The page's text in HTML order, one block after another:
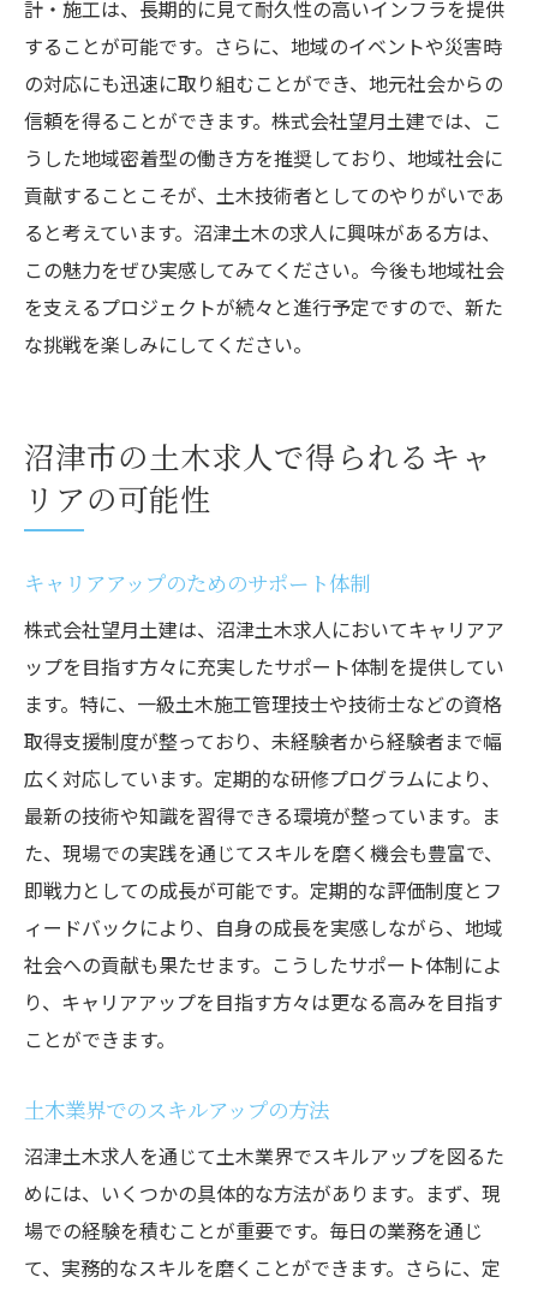
計・施工は、長期的に見て耐久性の高いインフラを提供
することが可能です。さらに、地域のイベントや災害時
の対応にも迅速に取り組むことができ、地元社会からの
信頼を得ることができます。株式会社望月土建では、こ
うした地域密着型の働き方を推奨しており、地域社会に
貢献することこそが、土木技術者としてのやりがいであ
ると考えています。沼津土木の求人に興味がある方は、
この魅力をぜひ実感してみてください。今後も地域社会
を支えるプロジェクトが続々と進行予定ですので、新た
な挑戦を楽しみにしてください。
沼津市の土木求人で得られるキャ
リアの可能性
キャリアアップのためのサポート体制
株式会社望月土建は、沼津土木求人においてキャリアア
ップを目指す方々に充実したサポート体制を提供してい
ます。特に、一級土木施工管理技士や技術士などの資格
取得支援制度が整っており、未経験者から経験者まで幅
広く対応しています。定期的な研修プログラムにより、
最新の技術や知識を習得できる環境が整っています。ま
た、現場での実践を通じてスキルを磨く機会も豊富で、
即戦力としての成長が可能です。定期的な評価制度とフ
ィードバックにより、自身の成長を実感しながら、地域
社会への貢献も果たせます。こうしたサポート体制によ
り、キャリアアップを目指す方々は更なる高みを目指す
ことができます。
土木業界でのスキルアップの方法
沼津土木求人を通じて土木業界でスキルアップを図るた
めには、いくつかの具体的な方法があります。まず、現
場での経験を積むことが重要です。毎日の業務を通じ
て、実務的なスキルを磨くことができます。さらに、定